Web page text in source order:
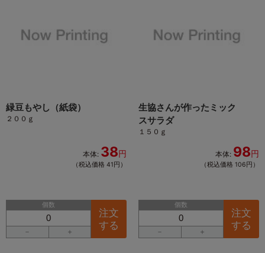
緑豆もやし（紙袋）
２００ｇ
本体: 38円
（税込価格 41円）
個数
－ ＋
注文
する
生協さんが作ったミック
スサラダ
１５０ｇ
本体: 98円
（税込価格 106円）
個数
－ ＋
注文
する